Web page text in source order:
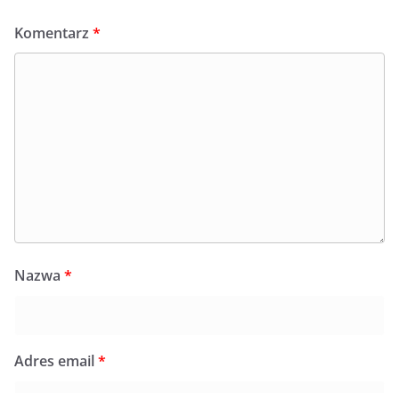
Komentarz *
Nazwa *
Adres email*